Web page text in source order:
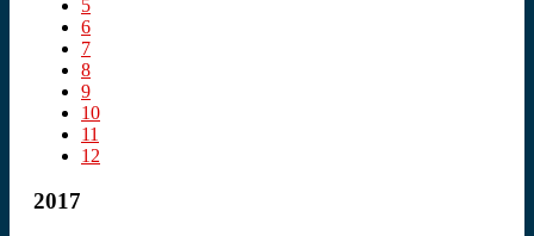
5
6
7
8
9
10
11
12
2017